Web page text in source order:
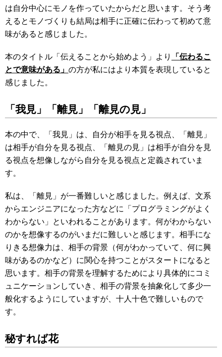
は自分中心にモノを作っていたからだと思います。そう考
えるとモノづくりも結局は相手に正確に伝わって初めて意
味があると感じました。
本のタイトル「伝えることから始めよう」より
「伝わるこ
とで意味がある」 の方が私にはより本質を表現していると
感じました。
「我見」「離見」「離見の見」
本の中で、「我見」は、自分が相手を見る視点、「離見」
は相手が自分を見る視点、「離見の見」は相手が自分を見
る視点を想像しながら自分を見る視点と定義されていま
す。
私は、「離見」が一番難しいと感じました。例えば、文系
からエンジニアになった方などに「プログラミングがよく
わからない」といわれることがあります。何がわからない
のかを想像するのがいまだに難しいと感じます。相手にな
りきる想像力は、相手の背景（何がわかっていて、何に興
味があるのかなど）に関心を持つことがスタートになると
思います。相手の背景を理解するためにより具体的にコミ
ュニケーションしていき、相手の背景を抽象化して多少一
般化するようにしていますが、十人十色で難しいもので
す。
秘すれば花